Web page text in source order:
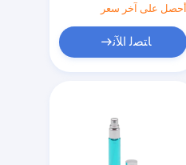
أحصل على آخر سعر
ﺎﺘﺼﻟ ﺍﻶﻧ